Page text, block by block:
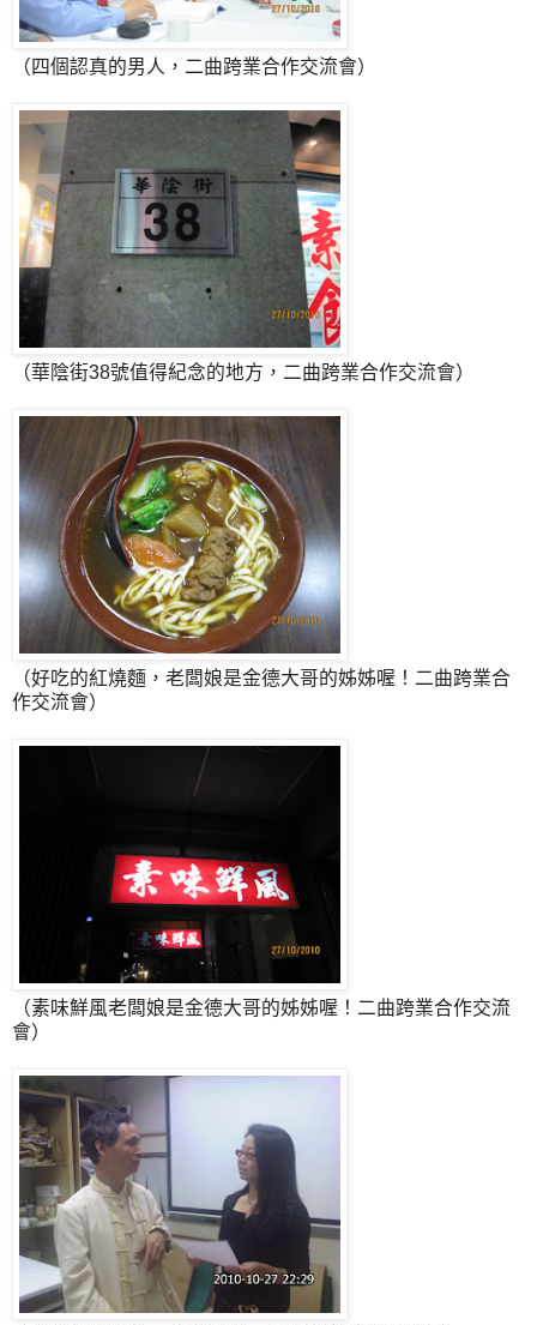
（四個認真的男人，二曲跨業合作交流會）
（華陰街38號值得紀念的地方，二曲跨業合作交流會）
（好吃的紅燒麵，老闆娘是金德大哥的姊姊喔！二曲跨業合
作交流會）
（素味鮮風老闆娘是金德大哥的姊姊喔！二曲跨業合作交流
會）